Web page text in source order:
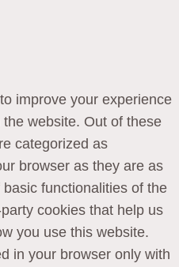
improve your experience
website. Out of these
categorized as
browser as they are as
functionalities of the
cookies that help us
you use this website.
in your browser only with